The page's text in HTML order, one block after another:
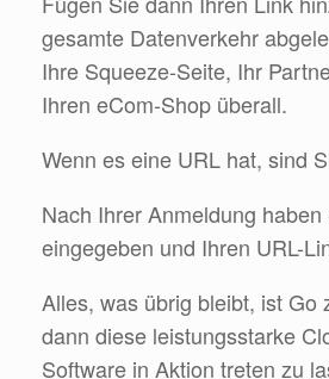
gesamte Datenverkehr
Ihre Squeeze-Seite, Ihr
Ihren eCom-Shop überall.
Wenn es eine URL hat, sind
Nach Ihrer Anmeldung
eingegeben und Ihren URL-
Alles, was übrig bleibt, ist Go
dann diese leistungsstarke
Software in Aktion treten zu